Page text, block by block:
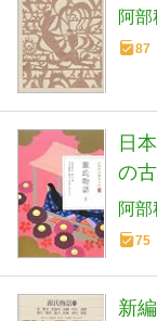
阿部
87
日
の
阿部
75
新